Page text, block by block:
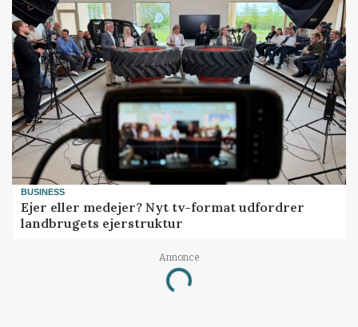
BUSINESS
Ejer eller medejer? Nyt tv-format udfordrer
landbrugets ejerstruktur
Annonce
Loading...